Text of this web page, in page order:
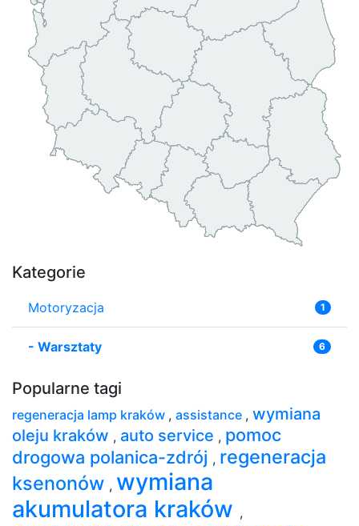
Kategorie
Motoryzacja 1
- Warsztaty 6
Popularne tagi
regeneracja lamp kraków , assistance , wymiana
oleju kraków , auto service , pomoc
drogowa polanica-zdrój , regeneracja
ksenonów , wymiana
akumulatora kraków ,